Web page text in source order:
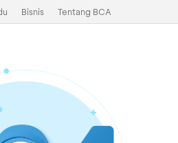
Bisnis Tentang BCA